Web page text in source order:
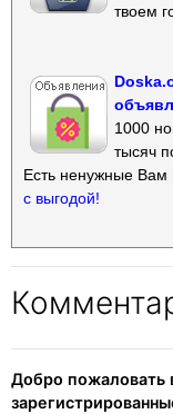
твоем
1000
тысяч
Есть ненужные
с выгодой!
Добро пожаловать